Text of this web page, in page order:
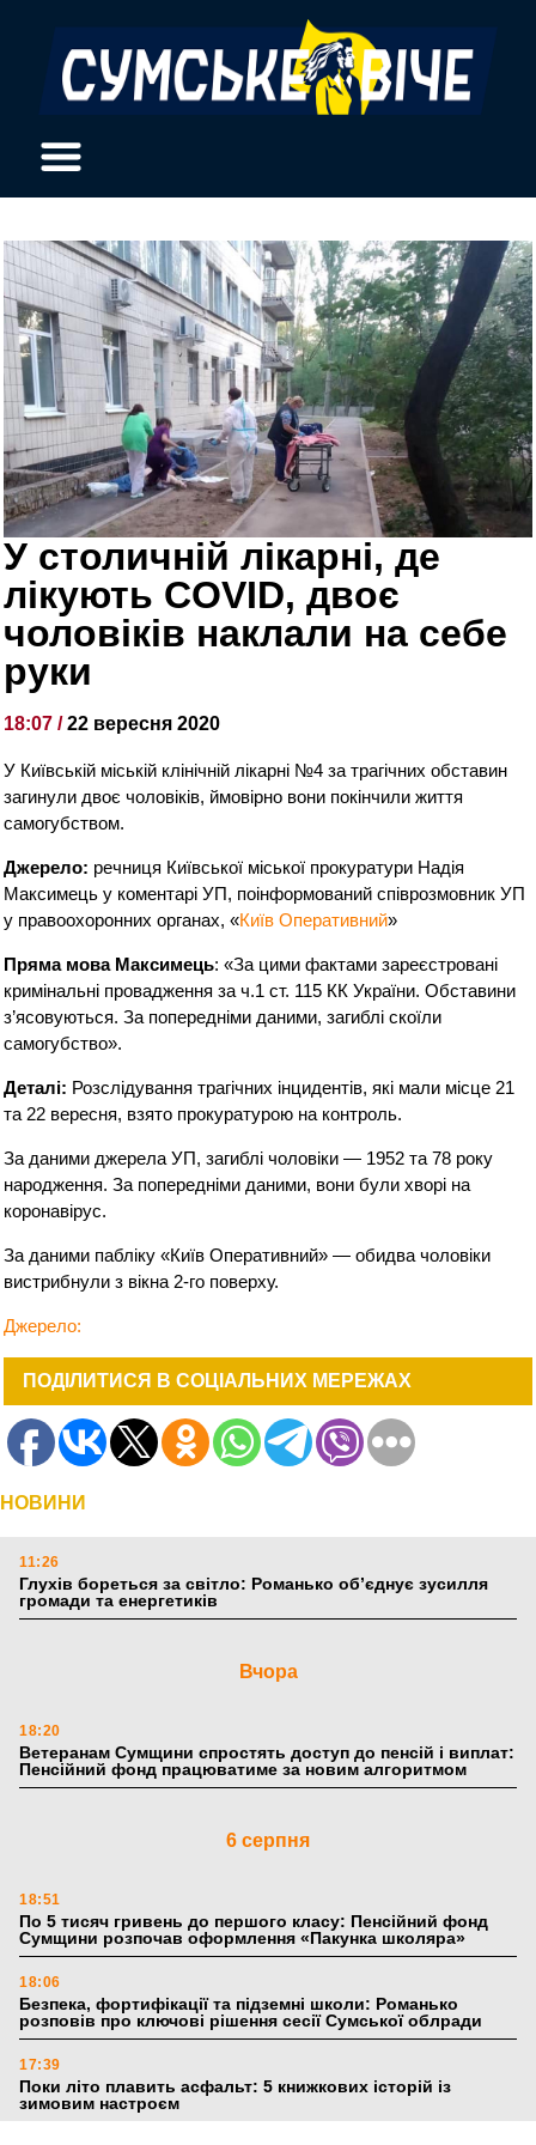
У столичній лікарні, де
лікують COVID, двоє
чоловіків наклали на себе
руки
18:07 /22 вересня 2020
У Київській міській клінічній лікарні №4 за трагічних обставин
загинули двоє чоловіків, ймовірно вони покінчили життя
самогубством.
Джерело: речниця Київської міської прокуратури Надія
Максимець у коментарі УП, поінформований співрозмовник УП
у правоохоронних органах, «Київ Оперативний»
Пряма мова Максимець: «За цими фактами зареєстровані
кримінальні провадження за ч.1 ст. 115 КК України. Обставини
з’ясовуються. За попередніми даними, загиблі скоїли
самогубство».
Деталі: Розслідування трагічних інцидентів, які мали місце 21
та 22 вересня, взято прокуратурою на контроль.
За даними джерела УП, загиблі чоловіки — 1952 та 78 року
народження. За попередніми даними, вони були хворі на
коронавірус.
За даними пабліку «Київ Оперативний» — обидва чоловіки
вистрибнули з вікна 2-го поверху.
Джерело:
ПОДІЛИТИСЯ В СОЦІАЛЬНИХ МЕРЕЖАХ
НОВИНИ
11:26
Глухів бореться за світло: Романько об’єднує зусилля
громади та енергетиків
Вчора
18:20
Ветеранам Сумщини спростять доступ до пенсій і виплат:
Пенсійний фонд працюватиме за новим алгоритмом
6 серпня
18:51
По 5 тисяч гривень до першого класу: Пенсійний фонд
Сумщини розпочав оформлення «Пакунка школяра»
18:06
Безпека, фортифікації та підземні школи: Романько
розповів про ключові рішення сесії Сумської облради
17:39
Поки літо плавить асфальт: 5 книжкових історій із
зимовим настроєм